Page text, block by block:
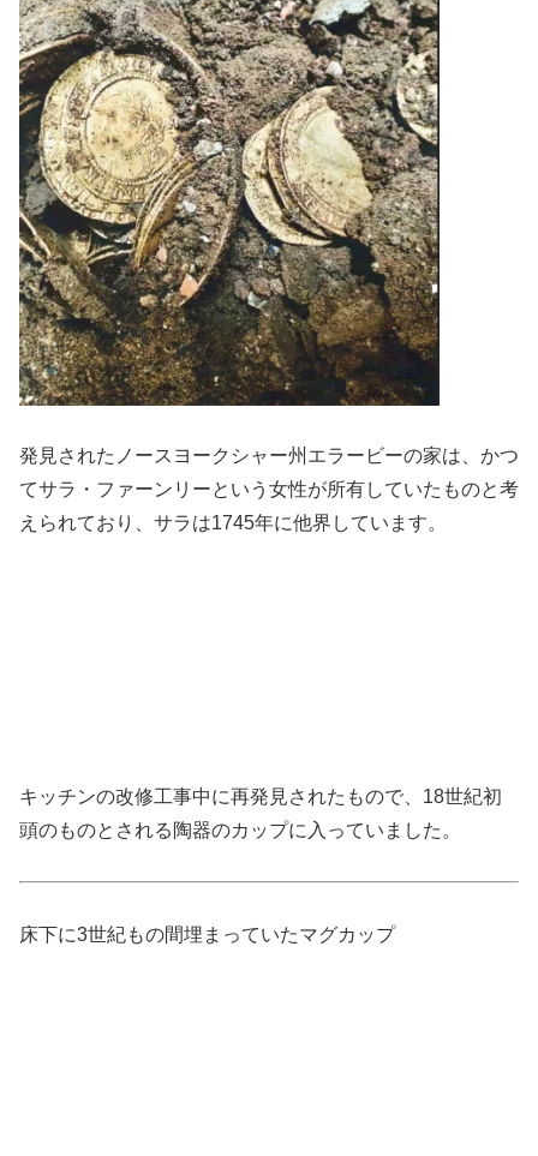
発見されたノースヨークシャー州エラービーの家は、かつ
てサラ・ファーンリーという女性が所有していたものと考
えられており、サラは1745年に他界しています。
キッチンの改修工事中に再発見されたもので、18世紀初
頭のものとされる陶器のカップに入っていました。
床下に3世紀もの間埋まっていたマグカップ